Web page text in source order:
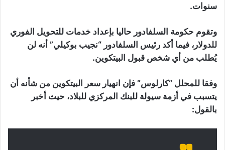
سنوات.
وتقوم حكومة السلفادور حاليا بإعداد خدمات للتحويل الفوري
للدولار، فيما أكد رئيس السلفادور “نجيب بوكيلي” أنه لن
يُطلب من أي شخص قبول البيتكوين.
وفقا للمحلل “كارلوس” فإن انهيار سعر البيتكوين من شأنه أن
يتسبب في أزمة سيولة للبنك المركزي للبلاد، حيث أخبر
بالقول: